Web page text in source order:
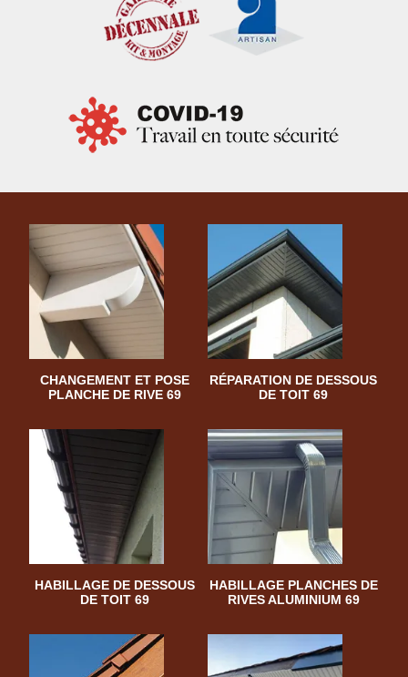
CHANGEMENT ET POSE
PLANCHE DE RIVE 69
RÉPARATION DE DESSOUS
DE TOIT 69
HABILLAGE DE DESSOUS
DE TOIT 69
HABILLAGE PLANCHES DE
RIVES ALUMINIUM 69